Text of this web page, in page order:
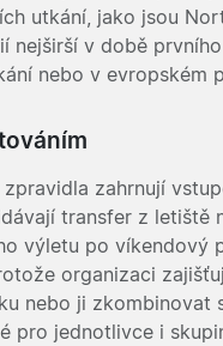
utkání, jako jsou
nejširší v době
nebo v evropském
zahrnují
transfer z letiště
výletu po víkendový
organizaci
nebo ji zkombinovat
pro jednotlivce i